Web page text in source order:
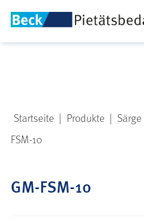
Startseite | Produkte | Särge
FSM-10
GM-FSM-10